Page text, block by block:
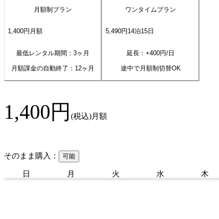
月額制プラン
1,400円 月額
最低レンタル期間：3ヶ月
月額課金の自動終了： 12ヶ月
ワンタイムプラン
5,490円 14泊15 日
延長：+400円/日
途中で月額制切替OK
1,400円 (税込)月額
そのまま購入： 可能
日 月 火 水 木